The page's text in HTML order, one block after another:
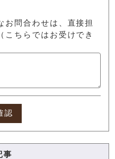
お問合わせは、直接担
こちらではお受けでき
認
事